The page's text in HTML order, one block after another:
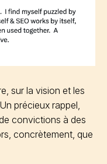
sur la vision et les
précieux rappel,
convictions à des
concrètement, que